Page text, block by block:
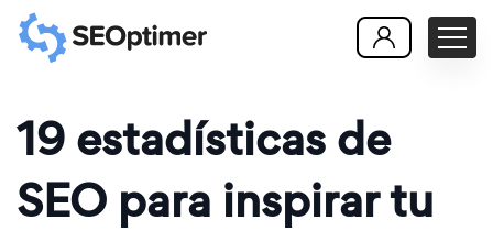
19 estadísticas de
SEO para inspirar tu